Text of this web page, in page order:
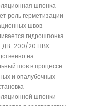
шпонка
роль герметизации
швов.
гидрошпонка
ДВ-200/20 ПВХ
на
шов в процессе
и опалубочных
шпонки